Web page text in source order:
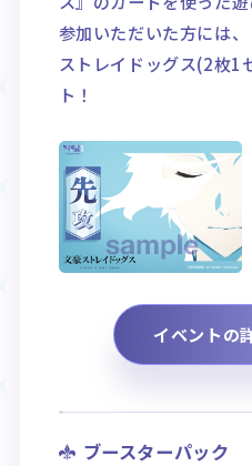
参加いただいた方には
ストレイドッグス(2枚1
ト！
イベントの
ブースターパック